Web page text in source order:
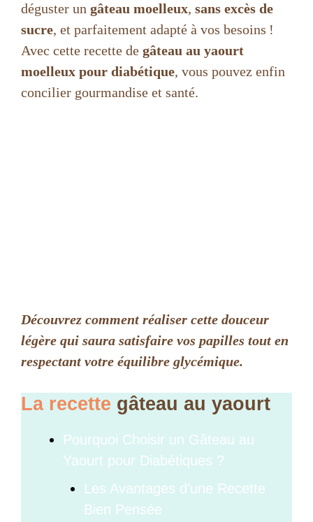
déguster un gâteau moelleux, sans excès de
sucre, et parfaitement adapté à vos besoins !
Avec cette recette de gâteau au yaourt
moelleux pour diabétique, vous pouvez enfin
concilier gourmandise et santé.
Découvrez comment réaliser cette douceur
légère qui saura satisfaire vos papilles tout en
respectant votre équilibre glycémique.
La recette gâteau au yaourt
Pourquoi Choisir un Gâteau au
Yaourt pour Diabétiques ?
Les Avantages d’une Recette
Bien Pensée